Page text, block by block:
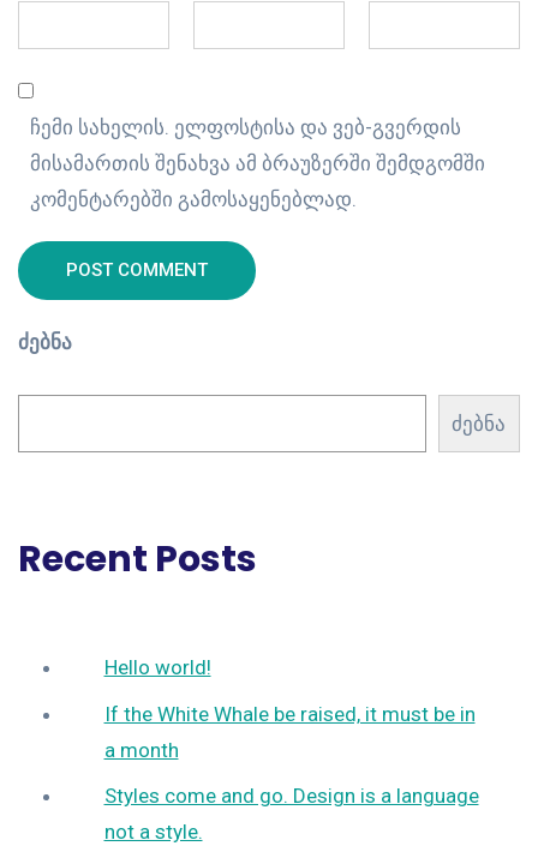
ჩემი სახელის. ელფოსტისა და ვებ-გვერდის
მისამართის შენახვა ამ ბრაუზერში შემდგომში
კომენტარებში გამოსაყენებლად.
POST COMMENT
ძებნა
ძებნა
Recent Posts
Hello world!
If the White Whale be raised, it must be in
a month
Styles come and go. Design is a language
not a style.